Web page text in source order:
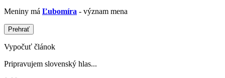
Meniny má Ľubomíra - význam mena
Prehrať
Vypočuť článok
Pripravujem slovenský hlas...